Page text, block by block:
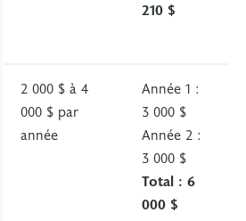
210 $
2 000 $ à 4
000 $ par
année
Année 1 :
3 000 $
Année 2 :
3 000 $
Total : 6
000 $